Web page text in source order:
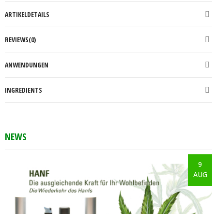
ARTIKELDETAILS
REVIEWS(0)
ANWENDUNGEN
INGREDIENTS
NEWS
9
AUG